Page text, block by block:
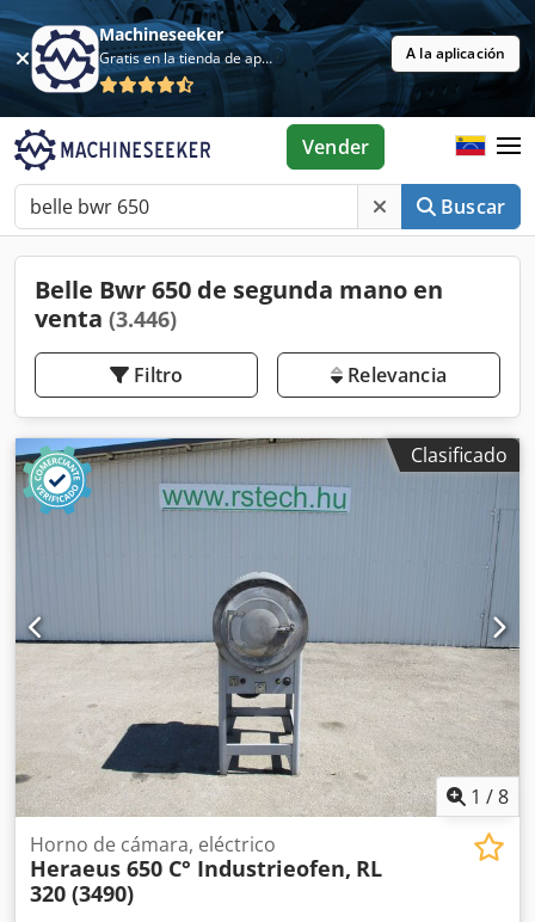
Machineseeker
Gratis en la tienda de aplicaciones A la aplicación
Buscar
Vender
Belle Bwr 650 de segunda mano en
venta (3.446)
Filtro Relevancia
Clasificado
1 /8
Horno de cámara, eléctrico
Heraeus 650 C° Industrieofen, RL
320 (3490)